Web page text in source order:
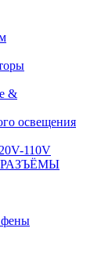
&
освещения
110V
РАЗЪЁМЫ
фены